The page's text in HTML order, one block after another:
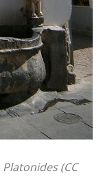
Platonides (CC